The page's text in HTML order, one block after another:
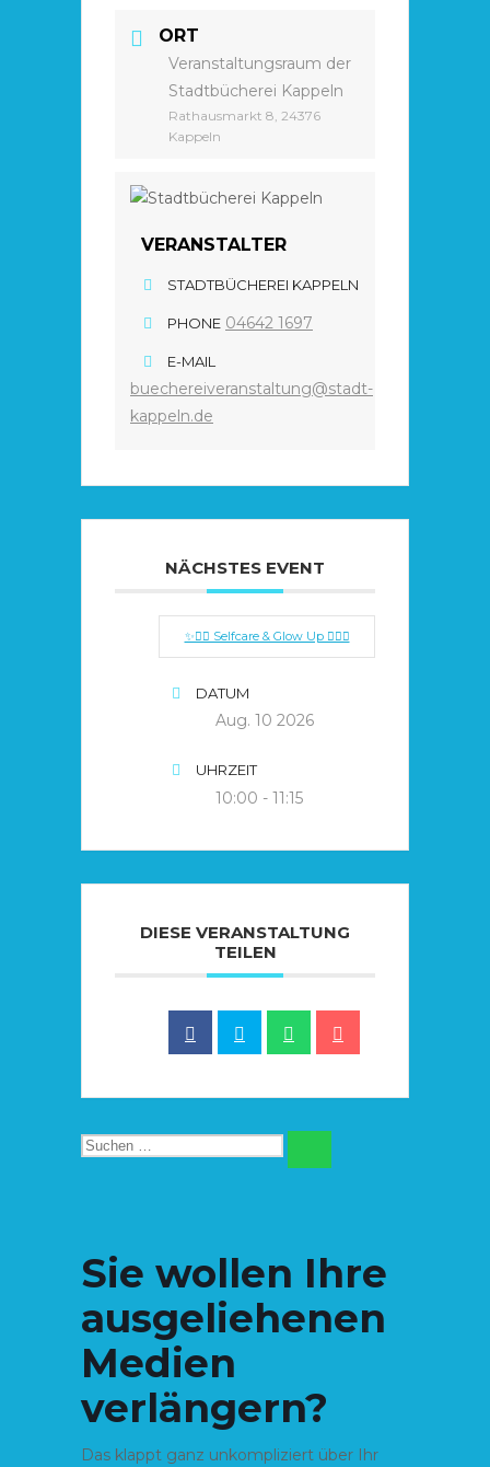
ORT
Veranstaltungsraum der
Stadtbücherei Kappeln
Rathausmarkt 8, 24376
Kappeln
VERANSTALTER
STADTBÜCHEREI KAPPELN
PHONE 04642 1697
E-MAIL
buechereiveranstaltung@stadt-
kappeln.de
NÄCHSTES EVENT
✨🧘‍♀️ Selfcare & Glow Up 🧘‍♀️✨
DATUM
Aug. 10 2026
UHRZEIT
10:00 - 11:15
DIESE VERANSTALTUNG
TEILEN
Suchen
Sie wollen Ihre
ausgeliehenen
Medien
verlängern?
Das klappt ganz unkompliziert über Ihr